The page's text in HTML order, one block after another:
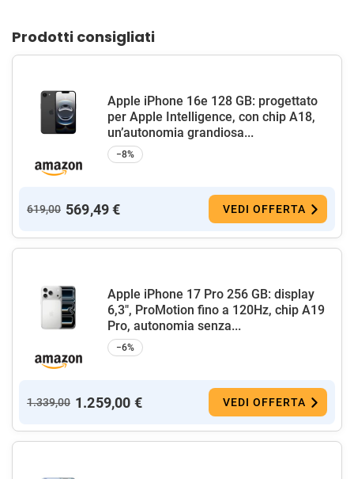
Prodotti consigliati
Apple iPhone 16e 128 GB: progettato
per Apple Intelligence, con chip A18,
un’autonomia grandiosa...
−8%
619,00 569,49 € VEDI OFFERTA
Apple iPhone 17 Pro 256 GB: display
6,3", ProMotion fino a 120Hz, chip A19
Pro, autonomia senza...
−6%
1.339,00 1.259,00 € VEDI OFFERTA